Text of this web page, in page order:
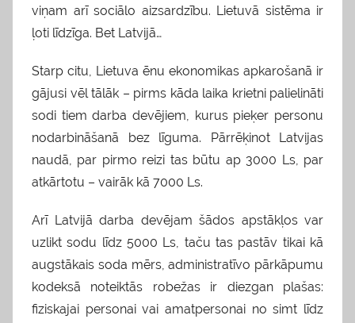
viņam arī sociālo aizsardzību. Lietuvā sistēma ir
ļoti līdzīga. Bet Latvijā…
Starp citu, Lietuva ēnu ekonomikas apkarošanā ir
gājusi vēl tālāk – pirms kāda laika krietni palielināti
sodi tiem darba devējiem, kurus pieķer personu
nodarbināšanā bez līguma. Pārrēķinot Latvijas
naudā, par pirmo reizi tas būtu ap 3000 Ls, par
atkārtotu – vairāk kā 7000 Ls.
Arī Latvijā darba devējam šādos apstākļos var
uzlikt sodu līdz 5000 Ls, taču tas pastāv tikai kā
augstākais soda mērs, administratīvo pārkāpumu
kodeksā noteiktās robežas ir diezgan plašas:
fiziskajai personai vai amatpersonai no simt līdz